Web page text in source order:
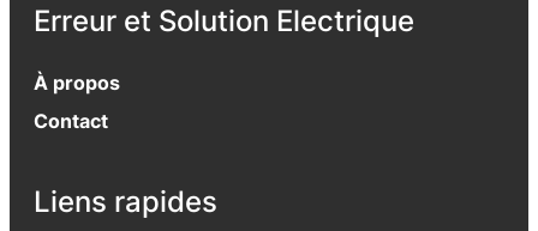
Erreur et Solution Electrique
À propos
Contact
Liens rapides